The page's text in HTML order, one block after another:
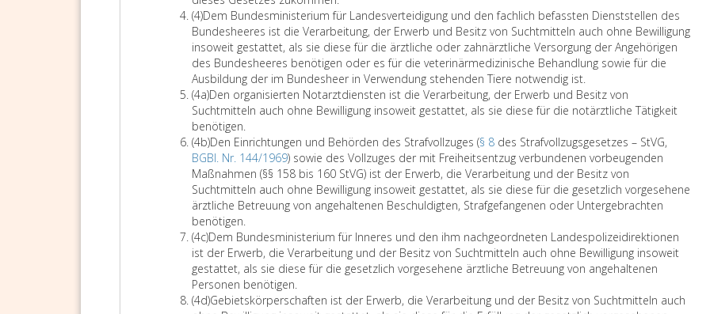
v
e
n
t
i
o
n
o
m
3
0
.
M
ä
r
1
b
e
r
e
i
n
k
m
m
e
n
d
r
V
e
e
a
m
i
l
i
e
u
n
d
u
g
e
n
d
S
u
c
h
t
h
n
s
t
o
h
n
d
d
i
e
a
n
n
b
n
,
d
i
e
d
u
c
h
d
a
s
b
e
r
i
s
o
d
e
r
d
e
B
u
n
d
e
m
n
s
z
2
u
d
3
d
i
e
n
i
h
t
i
A
i
b
e
n
d
e
n
i
t
e
i
n
r
B
e
e
n
s
e
i
m
A
b
s
a
z
e
i
n
s
Z
i
f
f
e
2
d
i
e
i
m
P
a
a
g
r
a
p
6
a
,
b
t
z
3
(4)A
b
s
a
t
z
4
Dem Bundesministerium für Landesverteidigung und den fachlich befassten Dienststellen des
Bundesheeres ist die Verarbeitung, der Erwerb und Besitz von Suchtmitteln auch ohne Bewilligung
insoweit gestattet, als sie diese für die ärztliche oder zahnärztliche Versorgung der Angehörigen
des Bundesheeres benötigen oder es für die veterinärmedizinische Behandlung sowie für die
Ausbildung der im Bundesheer in Verwendung stehenden Tiere notwendig ist.
(4a)A
b
s
a
t
z
4
a
Den organisierten Notarztdiensten ist die Verarbeitung, der Erwerb und Besitz von
Suchtmitteln auch ohne Bewilligung insoweit gestattet, als sie diese für die notärztliche Tätigkeit
benötigen.
(4b)A
b
s
a
t
z
4
b
Den Einrichtungen und Behörden des Strafvollzuges (§ 8 des Strafvollzugsgesetzes – StVG,
BGBl. Nr. 144/1969) sowie des Vollzuges der mit Freiheitsentzug verbundenen vorbeugenden
Maßnahmen (§§ 158 bis 160 StVG) ist der Erwerb, die Verarbeitung und der Besitz von
Suchtmitteln auch ohne Bewilligung insoweit gestattet, als sie diese für die gesetzlich vorgesehene
ärztliche Betreuung von angehaltenen Beschuldigten, Strafgefangenen oder Untergebrachten
benötigen.
e
n
E
i
n
(4c)A
b
s
a
t
Dem Bundesministerium für Inneres und den ihm nachgeordneten Landespolizeidirektionen
ist der Erwerb, die Verarbeitung und der Besitz von Suchtmitteln auch ohne Bewilligung insoweit
gestattet, als sie diese für die gesetzlich vorgesehene ärztliche Betreuung von angehaltenen
Personen benötigen.
(4d)AGebietskörperschaften ist der Erwerb, die Verarbeitung und der Besitz von Suchtmitteln auch